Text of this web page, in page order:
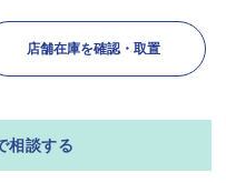
店舗在庫を確認・取置
相談する